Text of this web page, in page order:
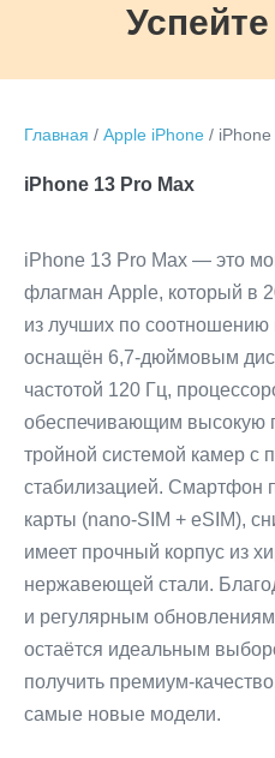
Главная / Apple iPhone /
iPhone 13 Pro Max
iPhone 13 Pro Max — это
флагман Apple, который в
из лучших по
оснащён 6,7-дюймовым
частотой 120 Гц,
обеспечивающим высокую
тройной системой камер с
стабилизацией. Смартфон
карты (nano-SIM + eSIM),
имеет прочный корпус из
нержавеющей стали.
и регулярным
остаётся идеальным
получить премиум-
самые новые модели.